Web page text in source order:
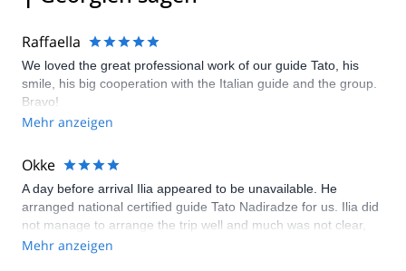
Raffaella
We loved the great professional work of our guide Tato, his
smile, his big cooperation with the Italian guide and the group.
Bravo!
Mehr anzeigen
Okke
A day before arrival Ilia appeared to be unavailable. He
arranged national certified guide Tato Nadiradze for us. Ilia did
not manage to arrange the trip well and much was not clear,
also due to change of plans because of the weather after a few
Mehr anzeigen